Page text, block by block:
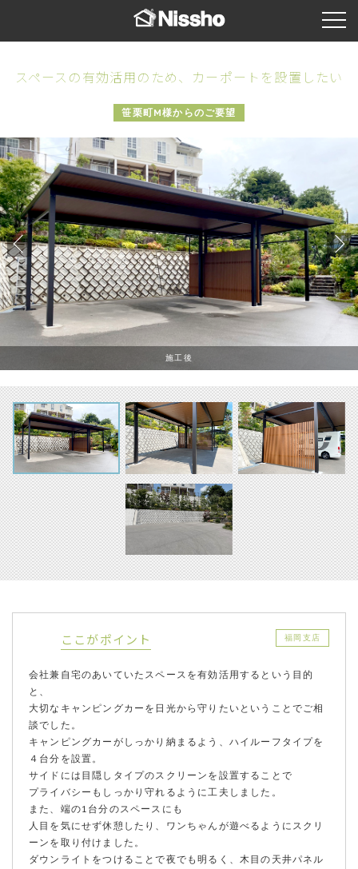
スペースの有効活用のため、カーポートを設置したい
笹栗町M様からのご要望
施工後
ここがポイント 福岡支店
会社兼自宅のあいていたスペースを有効活用するという目的
と、
大切なキャンピングカーを日光から守りたいということでご相
談でした。
キャンピングカーがしっかり納まるよう、ハイルーフタイプを
４台分を設置。
サイドには目隠しタイプのスクリーンを設置することで
プライバシーもしっかり守れるように工夫しました。
また、端の1台分のスペースにも
人目を気にせず休憩したり、ワンちゃんが遊べるようにスクリ
ーンを取り付けました。
ダウンライトをつけることで夜でも明るく、木目の天井パネル